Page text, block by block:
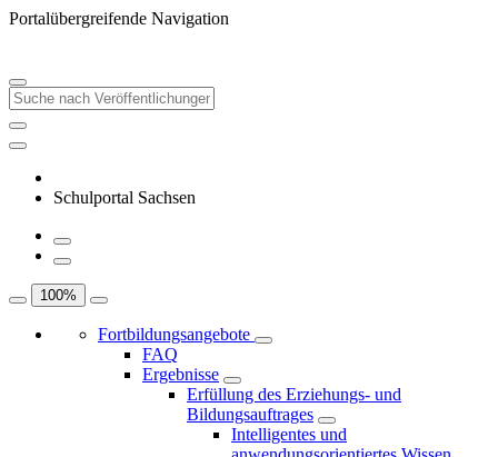
Portalübergreifende Navigation
Schulportal Sachsen
100%
Fortbildungsangebote
FAQ
Ergebnisse
Erfüllung des Erziehungs- und
Bildungsauftrages
Intelligentes und